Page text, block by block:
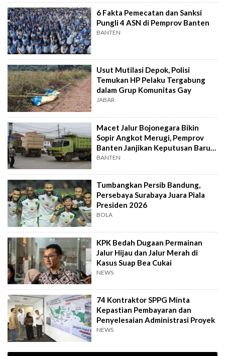
6 Fakta Pemecatan dan Sanksi
Pungli 4 ASN di Pemprov Banten
BANTEN
Usut Mutilasi Depok, Polisi
Temukan HP Pelaku Tergabung
dalam Grup Komunitas Gay
JABAR
Macet Jalur Bojonegara Bikin
Sopir Angkot Merugi, Pemprov
Banten Janjikan Keputusan Baru 4
Hari Lagi
BANTEN
Tumbangkan Persib Bandung,
Persebaya Surabaya Juara Piala
Presiden 2026
BOLA
KPK Bedah Dugaan Permainan
Jalur Hijau dan Jalur Merah di
Kasus Suap Bea Cukai
NEWS
74 Kontraktor SPPG Minta
Kepastian Pembayaran dan
Penyelesaian Administrasi Proyek
NEWS